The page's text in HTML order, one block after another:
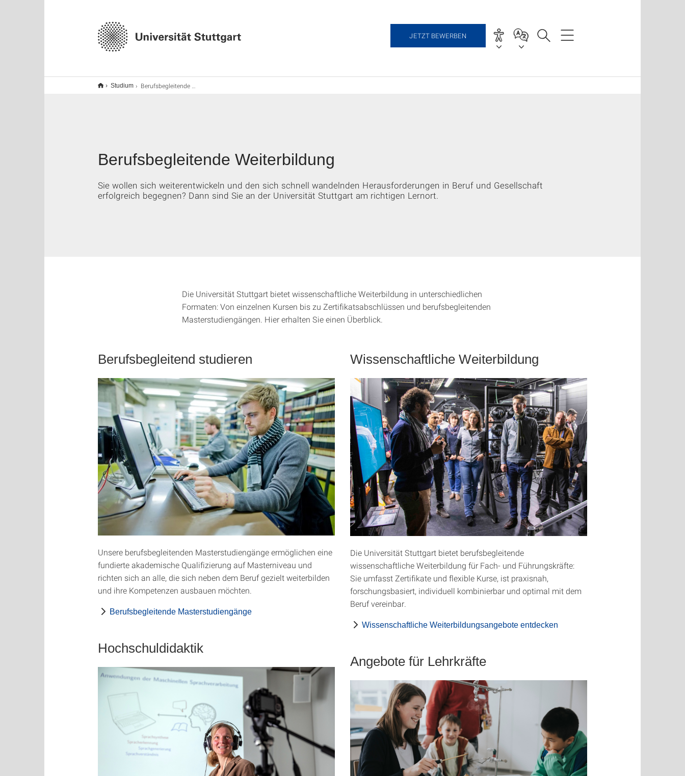
JETZT BEWERBEN
Studium Berufsbegleitende Weiterbildung
Berufsbegleitende Weiterbildung
Sie wollen sich weiterentwickeln und den sich schnell wandelnden Herausforderungen in Beruf und Gesellschaft
erfolgreich begegnen? Dann sind Sie an der Universität Stuttgart am richtigen Lernort.
Die Universität Stuttgart bietet wissenschaftliche Weiterbildung in unterschiedlichen
Formaten: Von einzelnen Kursen bis zu Zertifikatsabschlüssen und berufsbegleitenden
Masterstudiengängen. Hier erhalten Sie einen Überblick.
Berufsbegleitend studieren
Unsere berufsbegleitenden Masterstudiengänge ermöglichen eine
fundierte akademische Qualifizierung auf Masterniveau und
richten sich an alle, die sich neben dem Beruf gezielt weiterbilden
und ihre Kompetenzen ausbauen möchten.
Berufsbegleitende Masterstudiengänge
Hochschuldidaktik
Wissenschaftliche Weiterbildung
Die Universität Stuttgart bietet berufsbegleitende
wissenschaftliche Weiterbildung für Fach- und Führungskräfte:
Sie umfasst Zertifikate und flexible Kurse, ist praxisnah,
forschungsbasiert, individuell kombinierbar und optimal mit dem
Beruf vereinbar.
Wissenschaftliche Weiterbildungsangebote entdecken
Angebote für Lehrkräfte